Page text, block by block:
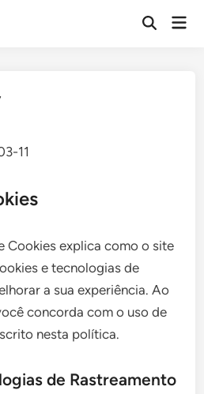
Open
11
Cookies explica como o site
e tecnologias de
a sua experiência. Ao
concorda com o uso de
nesta política.
de Rastreamento